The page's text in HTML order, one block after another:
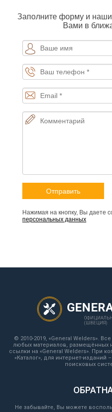
Заполните форму и
Вами в
Нажимая на кнопку, Вы даете
персональных данных
(ШВЕЦИЯ)
© 2010-2019, «General Welders».
любых материалов, размещённых
ссылки на «General Welders». При
«Каталог», для интернет-изданий
поисковых
Не забывайте, Вы можете